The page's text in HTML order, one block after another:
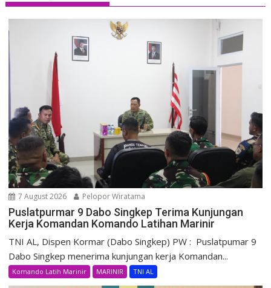
7 August 2026 Pelopor Wiratama
Puslatpurmar 9 Dabo Singkep Terima Kunjungan
Kerja Komandan Komando Latihan Marinir
TNI AL, Dispen Kormar (Dabo Singkep) PW : Puslatpumar 9
Dabo Singkep menerima kunjungan kerja Komandan...
Komando Latih Marinir MARINIR TNI AL